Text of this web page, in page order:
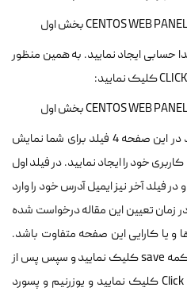
حسابی ایجاد نمایید. به همین منظور
همان طور که مشاهده می فرمایید در این صفحه 4 فیلد برای شما نمایش
خود را ایجاد نمایید. در فیلد اول
فیلد آخر نیز ایمیل آدرس خود را وارد
زمان تعیین این مقاله درخواست شده
یا کارایی این صفحه متفاوت باشد.
پس از وارد کردن اطلاعات بر روی دکمه save کلیک نمایید و سپس پس از
رفرش شدن صفحه، Click here to login کلیک نمایید و یوزرنیم و پسورد